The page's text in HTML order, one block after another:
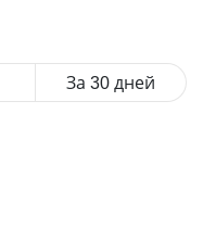
За 30 дней